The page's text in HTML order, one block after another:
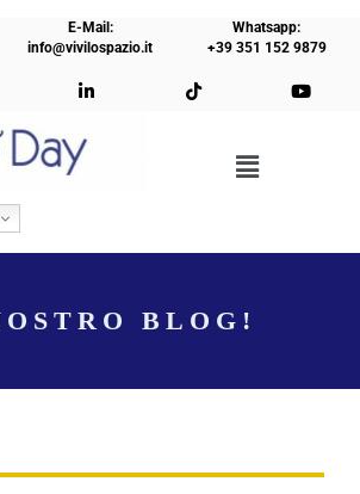
E-Mail:
info@vivilospazio.it
Whatsapp:
+39 351 152 9879
BLOG!